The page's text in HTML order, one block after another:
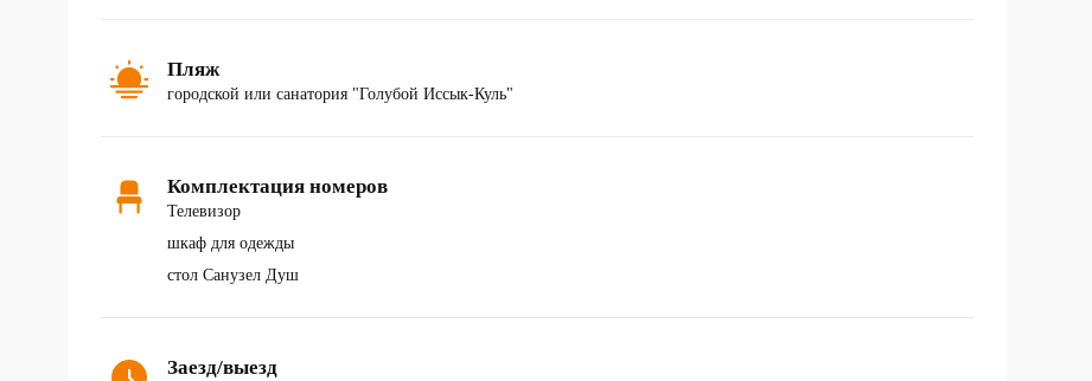
Пляж
городской или санатория "Голубой Иссык-Куль"
Комплектация номеров
Телевизор
шкаф для одежды
стол Санузел Душ
Заезд/выезд